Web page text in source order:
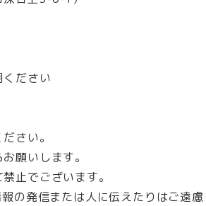
ださい
さい。
願いします。
止でございます。
報の発信または人に伝えたりはご